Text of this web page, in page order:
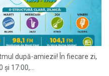
după-amiezii! În fiecare zi,
17:00,...